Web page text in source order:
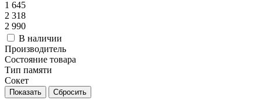
1 645
2 318
2 990
В наличии
Производитель
Состояние товара
Тип памяти
Сокет
Сбросить